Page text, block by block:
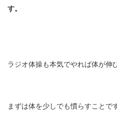
す。
ラジオ体操も本気でやれば体が伸
まずは体を少しでも慣らすことで